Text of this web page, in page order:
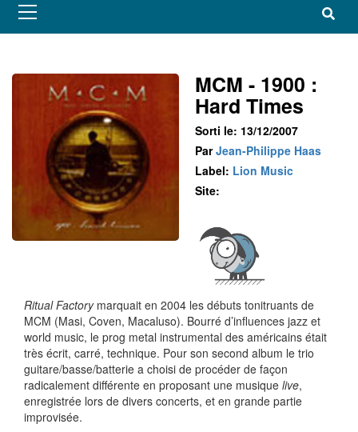
Menu
MCM - 1900 :
Hard Times
Sorti le: 13/12/2007
ParJean-Philippe Haas
Label: Lion Music
Site:
Ritual Factorymarquait en 2004 les débuts tonitruants de
MCM (Masi, Coven, Macaluso). Bourré d’influences jazz et
world music, le prog metal instrumental des américains était
très écrit, carré, technique. Pour son second album le trio
guitare/basse/batterie a choisi de procéder de façon
radicalement différente en proposant une musique live,
enregistrée lors de divers concerts, et en grande partie
improvisée.